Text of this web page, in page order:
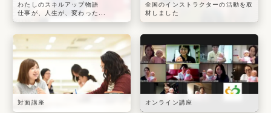
わたしのスキルアップ物語
仕事が、人生が、変わった...
全国のインストラクターの活動を取
材しました
対面講座 オンライン講座